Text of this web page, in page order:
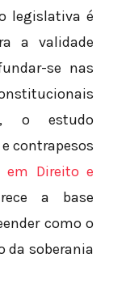
legislativa é
a validade
se nas
o estudo
contrapesos
em Direito e
a base
como o
da soberania